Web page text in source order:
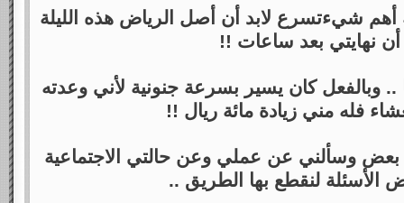
شيءتسرع لابد أن أصل الرياض هذه الليلة
نهايتي بعد ساعات !!
وبالفعل كان يسير بسرعة جنونية لأني وعدته
فله مني زيادة مائة ريال !!
وسألني عن عملي وعن حالتي الاجتماعية
الأسئلة لنقطع بها الطريق ..